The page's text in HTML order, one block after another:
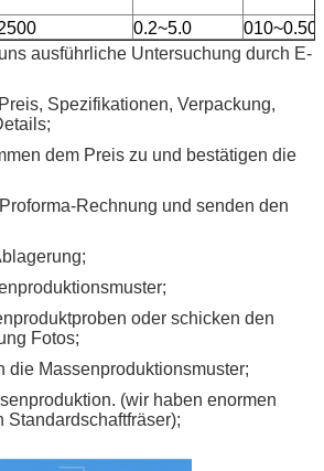
0.2~5.0
010~0.50
ausführliche Untersuchung durch E-
Spezifikationen, Verpackung,
dem Preis zu und bestätigen die
Rechnung und senden den
oder schicken den
Fotos;
die Massenproduktionsmuster;
(wir haben enormen
Standardschaftfräser);